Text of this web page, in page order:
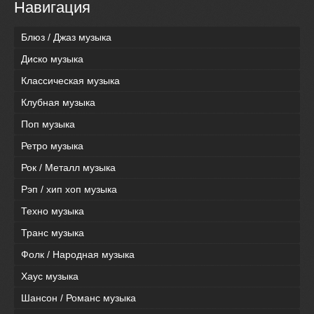
Навигация
Блюз / Джаз музыка
Диско музыка
Классическая музыка
Клубная музыка
Поп музыка
Ретро музыка
Рок / Металл музыка
Рэп / хип хоп музыка
Техно музыка
Транс музыка
Фолк / Народная музыка
Хаус музыка
Шансон / Романс музыка